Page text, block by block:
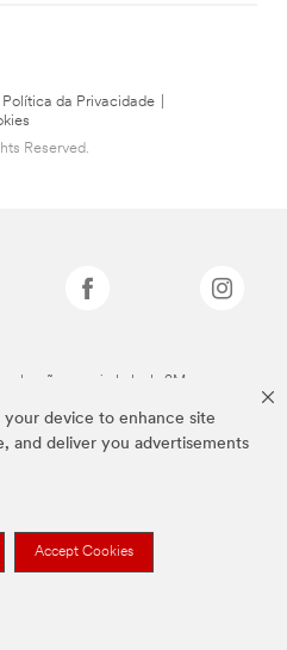
your device to enhance site
and deliver you advertisements
Accept Cookies
Política da Privacidade
Reserved.
são propriedade da 3M.